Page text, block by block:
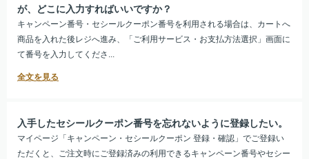
が、どこに入力すればいいですか？
キャンペーン番号・セシールクーポン番号を利用される場合は、カートへ
商品を入れた後レジへ進み、「ご利用サービス・お支払方法選択」画面に
て番号を入力してくださ...
入手したセシールクーポン番号を忘れないように登録したい。
マイページ「キャンペーン・セシールクーポン 登録・確認」でご登録い
ただくと、ご注文時にご登録済みの利用できるキャンペーン番号やセシー